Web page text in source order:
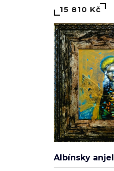
15 810 Kč
Albínsky anjel